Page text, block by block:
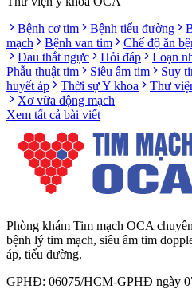
Bệnh cơ tim
Bệnh tiểu đường
mạch
Bệnh van tim Chế độ ăn
Đau thắt ngực
Hỏi đáp Loạn
Phẫu thuật tim
Siêu âm tim Suy
huyết áp
Thời sự Y khoa Thư
Xơ vữa động mạch
Xem tất cả bài viết
Phòng khám Tim mạch OCA
bệnh lý tim mạch, siêu âm tim
áp, tiểu đường.
GPHĐ: 06075/HCM-GPHĐ ngày